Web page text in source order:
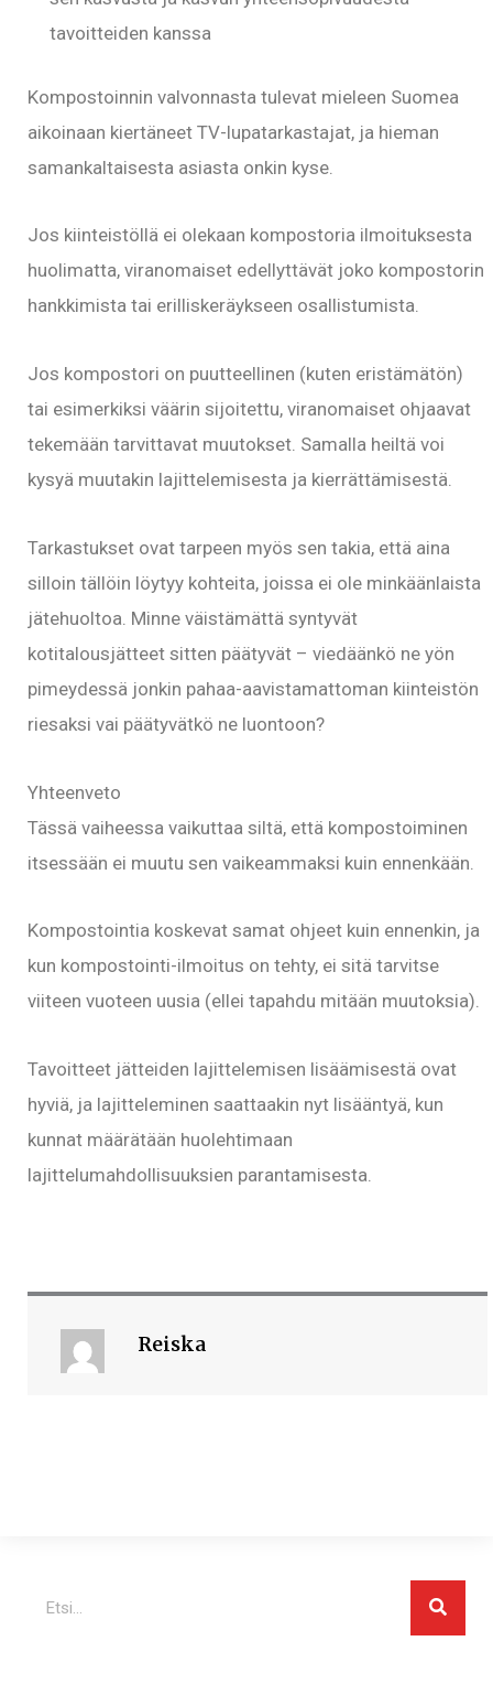
tavoitteiden kanssa
Kompostoinnin valvonnasta tulevat mieleen Suomea
aikoinaan kiertäneet TV-lupatarkastajat, ja hieman
samankaltaisesta asiasta onkin kyse.
Jos kiinteistöllä ei olekaan kompostoria ilmoituksesta
huolimatta, viranomaiset edellyttävät joko kompostorin
hankkimista tai erilliskeräykseen osallistumista.
Jos kompostori on puutteellinen (kuten eristämätön)
tai esimerkiksi väärin sijoitettu, viranomaiset ohjaavat
tekemään tarvittavat muutokset. Samalla heiltä voi
kysyä muutakin lajittelemisesta ja kierrättämisestä.
Tarkastukset ovat tarpeen myös sen takia, että aina
silloin tällöin löytyy kohteita, joissa ei ole minkäänlaista
jätehuoltoa. Minne väistämättä syntyvät
kotitalousjätteet sitten päätyvät – viedäänkö ne yön
pimeydessä jonkin pahaa-aavistamattoman kiinteistön
riesaksi vai päätyvätkö ne luontoon?
Yhteenveto
Tässä vaiheessa vaikuttaa siltä, että kompostoiminen
itsessään ei muutu sen vaikeammaksi kuin ennenkään.
Kompostointia koskevat samat ohjeet kuin ennenkin, ja
kun kompostointi-ilmoitus on tehty, ei sitä tarvitse
viiteen vuoteen uusia (ellei tapahdu mitään muutoksia).
Tavoitteet jätteiden lajittelemisen lisäämisestä ovat
hyviä, ja lajitteleminen saattaakin nyt lisääntyä, kun
kunnat määrätään huolehtimaan
lajittelumahdollisuuksien parantamisesta.
Reiska